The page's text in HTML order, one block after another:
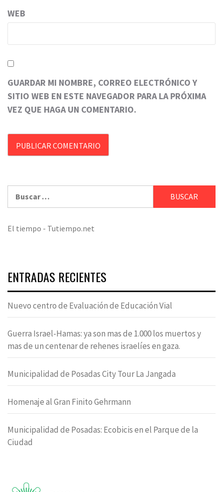
WEB
GUARDAR MI NOMBRE, CORREO ELECTRÓNICO Y
SITIO WEB EN ESTE NAVEGADOR PARA LA PRÓXIMA
VEZ QUE HAGA UN COMENTARIO.
El tiempo - Tutiempo.net
ENTRADAS RECIENTES
Nuevo centro de Evaluación de Educación Vial
Guerra Israel-Hamas: ya son mas de 1.000 los muertos y
mas de un centenar de rehenes israelíes en gaza.
Municipalidad de Posadas City Tour La Jangada
Homenaje al Gran Finito Gehrmann
Municipalidad de Posadas: Ecobicis en el Parque de la
Ciudad